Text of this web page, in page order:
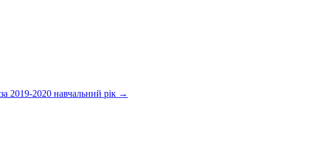
2019-2020 навчальний рік →